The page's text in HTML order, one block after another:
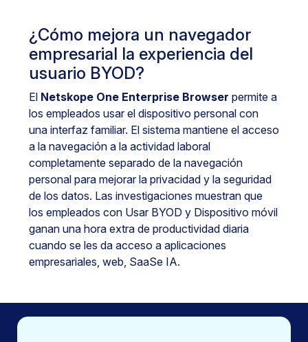
¿Cómo mejora un navegador
empresarial la experiencia del
usuario BYOD?
El Netskope One Enterprise Browser permite a
los empleados usar el dispositivo personal con
una interfaz familiar. El sistema mantiene el acceso
a la navegación a la actividad laboral
completamente separado de la navegación
personal para mejorar la privacidad y la seguridad
de los datos. Las investigaciones muestran que
los empleados con Usar BYOD y Dispositivo móvil
ganan una hora extra de productividad diaria
cuando se les da acceso a aplicaciones
empresariales, web, SaaSe IA.